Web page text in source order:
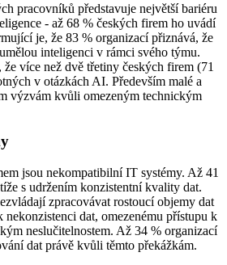
pracovníků představuje největší bariéru
- až 68 % českých firem ho uvádí
je, že 83 % organizací přiznává, že
inteligenci v rámci svého týmu.
více než dvě třetiny českých firem (71
v otázkách AI. Především malé a
výzvám kvůli omezeným technickým
jsou nekompatibilní IT systémy. Až 41
s udržením konzistentní kvality dat.
zpracovávat rostoucí objemy dat
nekonzistenci dat, omezenému přístupu k
neslučitelnostem. Až 34 % organizací
dat právě kvůli těmto překážkám.